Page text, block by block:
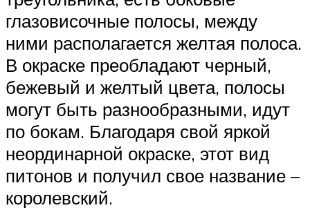
глазовисочные полосы, между
ними располагается желтая полоса.
В окраске преобладают черный,
бежевый и желтый цвета, полосы
могут быть разнообразными, идут
по бокам. Благодаря свой яркой
неординарной окраске, этот вид
питонов и получил свое название –
королевский.